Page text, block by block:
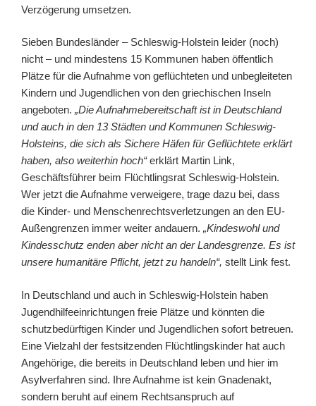
Verzögerung umsetzen.
Sieben Bundesländer – Schleswig-Holstein leider (noch)
nicht – und mindestens 15 Kommunen haben öffentlich
Plätze für die Aufnahme von geflüchteten und unbegleiteten
Kindern und Jugendlichen von den griechischen Inseln
angeboten. „Die Aufnahmebereitschaft ist in Deutschland
und auch in den 13 Städten und Kommunen Schleswig-
Holsteins, die sich als Sichere Häfen für Geflüchtete erklärt
haben, also weiterhin hoch“erklärt Martin Link,
Geschäftsführer beim Flüchtlingsrat Schleswig-Holstein.
Wer jetzt die Aufnahme verweigere, trage dazu bei, dass
die Kinder- und Menschenrechtsverletzungen an den EU-
Außengrenzen immer weiter andauern. „Kindeswohl und
Kindesschutz enden aber nicht an der Landesgrenze. Es ist
unsere humanitäre Pflicht, jetzt zu handeln“, stellt Link fest.
In Deutschland und auch in Schleswig-Holstein haben
Jugendhilfeeinrichtungen freie Plätze und könnten die
schutzbedürftigen Kinder und Jugendlichen sofort betreuen.
Eine Vielzahl der festsitzenden Flüchtlingskinder hat auch
Angehörige, die bereits in Deutschland leben und hier im
Asylverfahren sind. Ihre Aufnahme ist kein Gnadenakt,
sondern beruht auf einem Rechtsanspruch auf